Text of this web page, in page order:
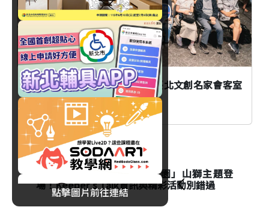
AI時代創作者如何不被取代？臺北文創名家會客室
談From AI to I
生活
台北市立動物園「夜間動物園」山獅主題登
場！Keeper's Talk資訊與精彩活動別錯過
點擊圖片前往連結